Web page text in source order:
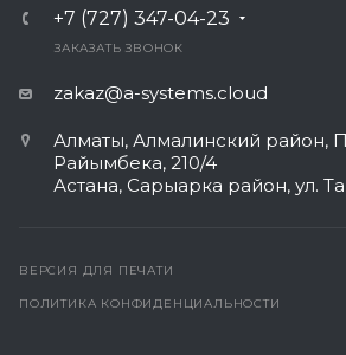
+7 (727) 347-04-23
ЗАКАЗАТЬ ЗВОНОК
zakaz@a-systems.cloud
Алматы, ​Алмалинский район,
Райымбека, 210/4
Астана, Сарыарка район, ул.
ВЕРСИЯ ДЛЯ ПЕЧАТИ
ПОЛИТИКА КОНФИДЕНЦИАЛЬНОСТИ